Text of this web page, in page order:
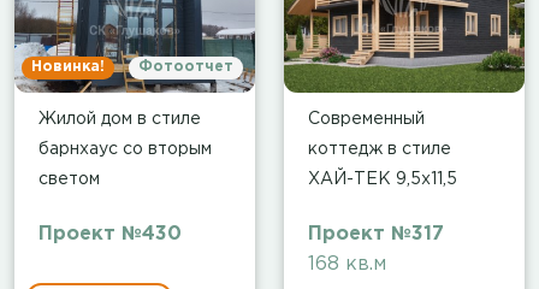
Новинка! Фотоотчет
Жилой дом в стиле
барнхаус со вторым
светом
Проект №430
Современный
коттедж в стиле
ХАЙ-ТЕК 9,5х11,5
Проект №317
168 кв.м